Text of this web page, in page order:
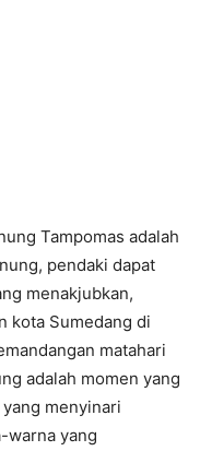
Tampomas adalah
pendaki dapat
menakjubkan,
kota Sumedang di
matahari
adalah momen yang
menyinari
warna yang